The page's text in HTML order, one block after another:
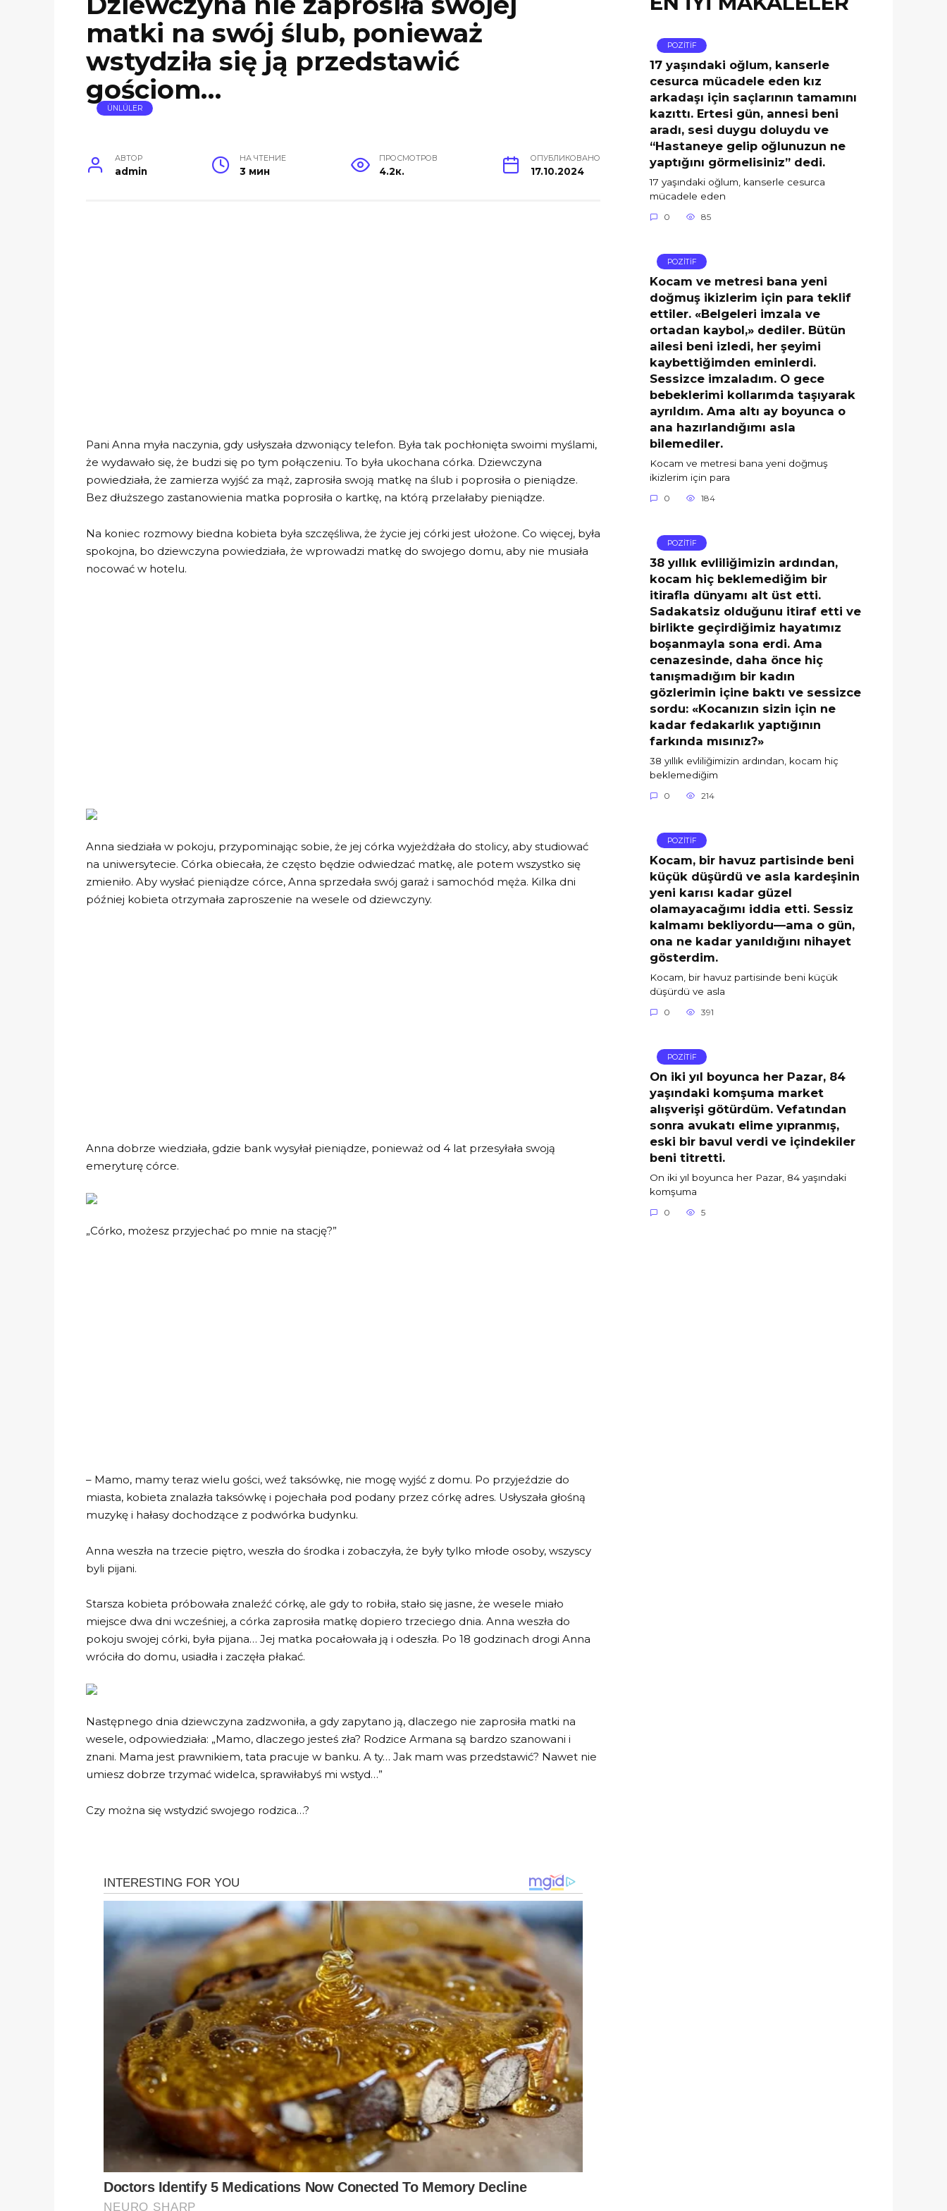
matki na swój ślub, ponieważ
wstydziła się ją przedstawić
gościom…
ÜNLÜLER
АВТОР
admin
НА ЧТЕНИЕ
3 мин
ПРОСМОТРОВ
4.2к.
ОПУБЛИКОВАНО
17.10.2024
Pani Anna myła naczynia, gdy usłyszała dzwoniący telefon. Była tak pochłonięta swoimi myślami,
że wydawało się, że budzi się po tym połączeniu. To była ukochana córka. Dziewczyna
powiedziała, że zamierza wyjść za mąż, zaprosiła swoją matkę na ślub i poprosiła o pieniądze.
Bez dłuższego zastanowienia matka poprosiła o kartkę, na którą przelałaby pieniądze.
Na koniec rozmowy biedna kobieta była szczęśliwa, że życie jej córki jest ułożone. Co więcej, była
spokojna, bo dziewczyna powiedziała, że wprowadzi matkę do swojego domu, aby nie musiała
nocować w hotelu.
Anna siedziała w pokoju, przypominając sobie, że jej córka wyjeżdżała do stolicy, aby studiować
na uniwersytecie. Córka obiecała, że często będzie odwiedzać matkę, ale potem wszystko się
zmieniło. Aby wysłać pieniądze córce, Anna sprzedała swój garaż i samochód męża. Kilka dni
później kobieta otrzymała zaproszenie na wesele od dziewczyny.
Anna dobrze wiedziała, gdzie bank wysyłał pieniądze, ponieważ od 4 lat przesyłała swoją
emeryturę córce.
„Córko, możesz przyjechać po mnie na stację?”
– Mamo, mamy teraz wielu gości, weź taksówkę, nie mogę wyjść z domu. Po przyjeździe do
miasta, kobieta znalazła taksówkę i pojechała pod podany przez córkę adres. Usłyszała głośną
muzykę i hałasy dochodzące z podwórka budynku.
Anna weszła na trzecie piętro, weszła do środka i zobaczyła, że były tylko młode osoby, wszyscy
byli pijani.
Starsza kobieta próbowała znaleźć córkę, ale gdy to robiła, stało się jasne, że wesele miało
miejsce dwa dni wcześniej, a córka zaprosiła matkę dopiero trzeciego dnia. Anna weszła do
pokoju swojej córki, była pijana… Jej matka pocałowała ją i odeszła. Po 18 godzinach drogi Anna
wróciła do domu, usiadła i zaczęła płakać.
Następnego dnia dziewczyna zadzwoniła, a gdy zapytano ją, dlaczego nie zaprosiła matki na
wesele, odpowiedziała: „Mamo, dlaczego jesteś zła? Rodzice Armana są bardzo szanowani i
znani. Mama jest prawnikiem, tata pracuje w banku. A ty… Jak mam was przedstawić? Nawet nie
umiesz dobrze trzymać widelca, sprawiłabyś mi wstyd…”
Czy można się wstydzić swojego rodzica…?
POZİTİF
17 yaşındaki oğlum, kanserle
cesurca mücadele eden kız
arkadaşı için saçlarının tamamını
kazıttı. Ertesi gün, annesi beni
aradı, sesi duygu doluydu ve
“Hastaneye gelip oğlunuzun ne
yaptığını görmelisiniz” dedi.
17 yaşındaki oğlum, kanserle cesurca
mücadele eden
0 85
POZİTİF
Kocam ve metresi bana yeni
doğmuş ikizlerim için para teklif
ettiler. «Belgeleri imzala ve
ortadan kaybol,» dediler. Bütün
ailesi beni izledi, her şeyimi
kaybettiğimden eminlerdi.
Sessizce imzaladım. O gece
bebeklerimi kollarımda taşıyarak
ayrıldım. Ama altı ay boyunca o
ana hazırlandığımı asla
bilemediler.
Kocam ve metresi bana yeni doğmuş
ikizlerim için para
0 184
POZİTİF
38 yıllık evliliğimizin ardından,
kocam hiç beklemediğim bir
itirafla dünyamı alt üst etti.
Sadakatsiz olduğunu itiraf etti ve
birlikte geçirdiğimiz hayatımız
boşanmayla sona erdi. Ama
cenazesinde, daha önce hiç
tanışmadığım bir kadın
gözlerimin içine baktı ve sessizce
sordu: «Kocanızın sizin için ne
kadar fedakarlık yaptığının
farkında mısınız?»
38 yıllık evliliğimizin ardından, kocam hiç
beklemediğim
0 214
POZİTİF
Kocam, bir havuz partisinde beni
küçük düşürdü ve asla kardeşinin
yeni karısı kadar güzel
olamayacağımı iddia etti. Sessiz
kalmamı bekliyordu—ama o gün,
ona ne kadar yanıldığını nihayet
gösterdim.
Kocam, bir havuz partisinde beni küçük
düşürdü ve asla
0 391
POZİTİF
On iki yıl boyunca her Pazar, 84
yaşındaki komşuma market
alışverişi götürdüm. Vefatından
sonra avukatı elime yıpranmış,
eski bir bavul verdi ve içindekiler
beni titretti.
On iki yıl boyunca her Pazar, 84 yaşındaki
komşuma
0 5